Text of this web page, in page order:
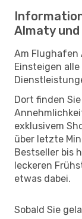
Almaty
Am Flughafen
Einsteigen
Dort finden
exklusivem
über letzte
Bestseller bis
leckeren
etwas dabei.
Sobald Sie